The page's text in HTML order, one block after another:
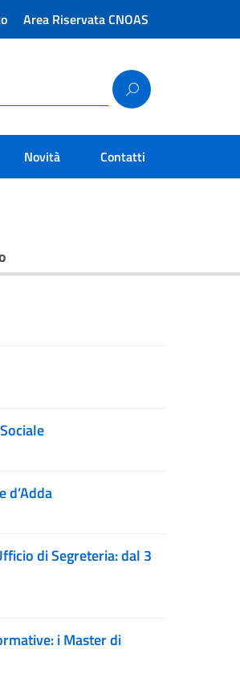
Area Riservata CNOAS
Novità Contatti
d’Adda
di Segreteria: dal 3
i Master di